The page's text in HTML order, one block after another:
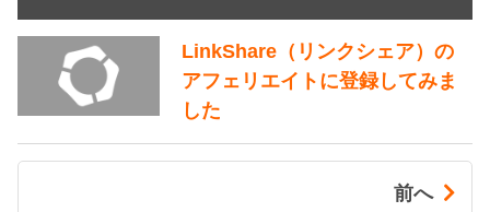
LinkShare（リンクシェア）の
アフェリエイトに登録してみま
した
前へ